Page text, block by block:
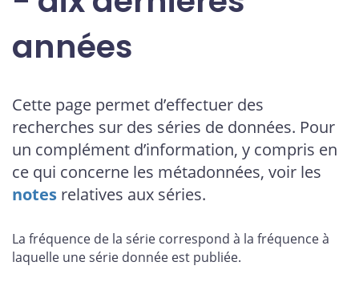
années
Cette page permet d’effectuer des
recherches sur des séries de données. Pour
un complément d’information, y compris en
ce qui concerne les métadonnées, voir les
notes relatives aux séries.
La fréquence de la série correspond à la fréquence à
laquelle une série donnée est publiée.